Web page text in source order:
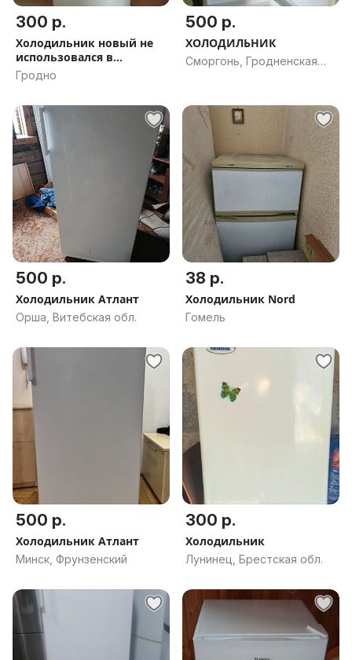
300 р.
Холодильник новый не
использовался в
упаковке
Гродно
500 р.
ХОЛОДИЛЬНИК
Сморгонь, Гродненская
500 р.
Холодильник Атлант
Орша, Витебская обл.
38 р.
Холодильник Nord
Гомель
500 р.
Холодильник Атлант
Минск, Фрунзенский
300 р.
Холодильник
Лунинец, Брестская обл.